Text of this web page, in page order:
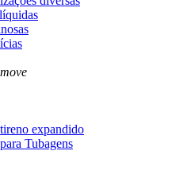
expandido
Tubagens